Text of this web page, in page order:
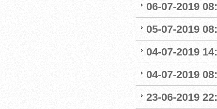
06-07-2019
05-07-2019
04-07-2019
04-07-2019
23-06-2019